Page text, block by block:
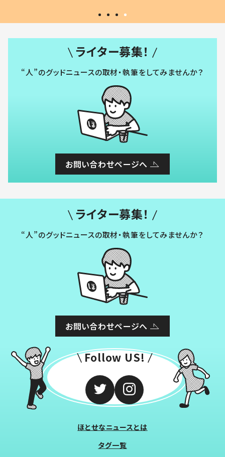
ライター募集！
“人”のグッドニュースの取材・執筆をしてみませんか？
お問い合わせページへ
ライター募集！
“人”のグッドニュースの取材・執筆をしてみませんか？
お問い合わせページへ
Follow US!
ほとせなニュースとは
タグ一覧